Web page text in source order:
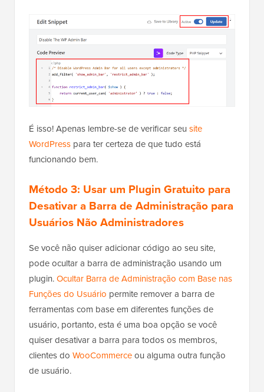
É isso! Apenas lembre-se de verificar seu site
WordPress para ter certeza de que tudo está
funcionando bem.
Método 3: Usar um Plugin Gratuito para
Desativar a Barra de Administração para
Usuários Não Administradores
Se você não quiser adicionar código ao seu site,
pode ocultar a barra de administração usando um
plugin.Ocultar Barra de Administração com Base nas
Funções do Usuário permite remover a barra de
ferramentas com base em diferentes funções de
usuário, portanto, esta é uma boa opção se você
quiser desativar a barra para todos os membros,
clientes do WooCommerceou alguma outra função
de usuário.